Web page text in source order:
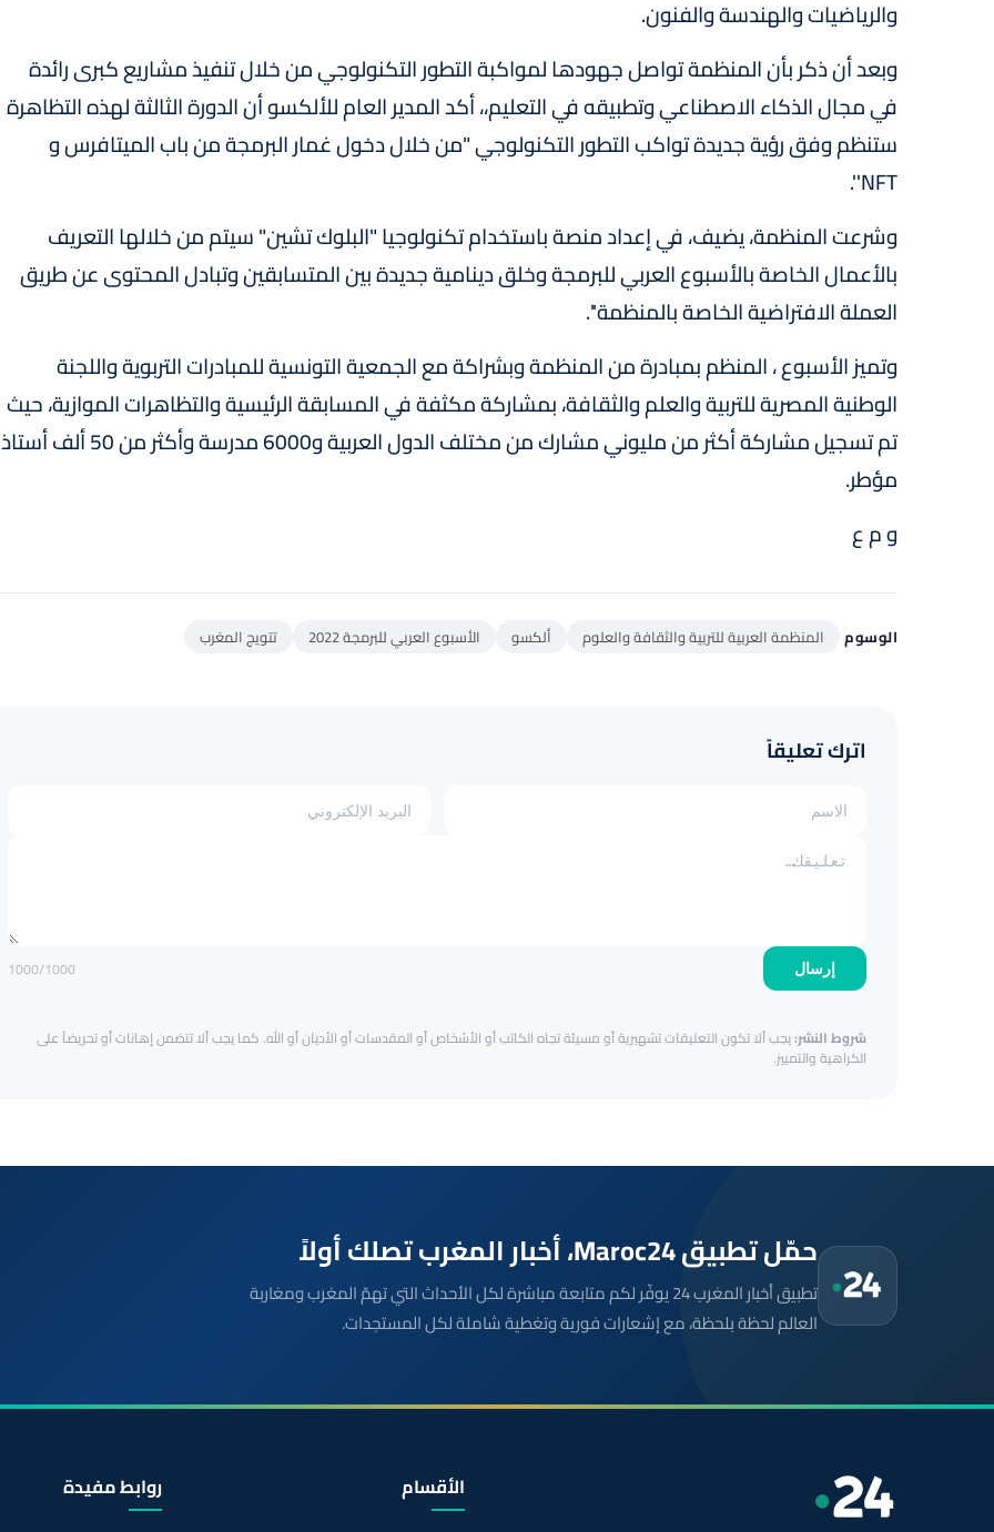
والرياضيات والهندسة والفنون.
وبعد أن ذكر بأن المنظمة تواصل جهودها لمواكبة التطور التكنولوجي من خلال تنفيذ مشاريع كبرى رائدة
في مجال الذكاء الاصطناعي وتطبيقه في التعليم،، أكد المدير العام للألكسو أن الدورة الثالثة لهذه التظاهرة
ستنظم وفق رؤية جديدة تواكب التطور التكنولوجي "من خلال دخول غمار البرمجة من باب الميتافرس و
NFT''.
وشرعت المنظمة، يضيف، في إعداد منصة باستخدام تكنولوجيا "البلوك تشين" سيتم من خلالها التعريف
بالأعمال الخاصة بالأسبوع العربي للبرمجة وخلق دينامية جديدة بين المتسابقين وتبادل المحتوى عن طريق
العملة الافتراضية الخاصة بالمنظمة''.
وتميز الأسبوع ، المنظم بمبادرة من المنظمة وبشراكة مع الجمعية التونسية للمبادرات التربوية واللجنة
الوطنية المصرية للتربية والعلم والثقافة، بمشاركة مكثفة في المسابقة الرئيسية والتظاهرات الموازية، حيث
تم تسجيل مشاركة أكثر من مليوني مشارك من مختلف الدول العربية و6000 مدرسة وأكثر من 50 ألف أستاذ
مؤطر.
و م ع
الوسوم المنظمة العربية للتربية والثقافة والعلوم ألكسو الأسبوع العربي للبرمجة 2022 تتويج المغرب
اترك تعليقاً
إرسال 1000/1000
شروط النشر:يجب ألا تكون التعليقات تشهيرية أو مسيئة تجاه الكاتب أو الأشخاص أو المقدسات أو الأديان أو الله. كما يجب ألا تتضمن إهانات أو تحريضاً على
الكراهية والتمييز.
حمّل تطبيق Maroc24، أخبار المغرب تصلك أولاً
تطبيق أخبار المغرب 24 يوفّر لكم متابعة مباشرة لكل الأحداث التي تهمّ المغرب ومغاربة
العالم لحظة بلحظة، مع إشعارات فورية وتغطية شاملة لكل المستجدات.
الأقسام روابط مفيدة